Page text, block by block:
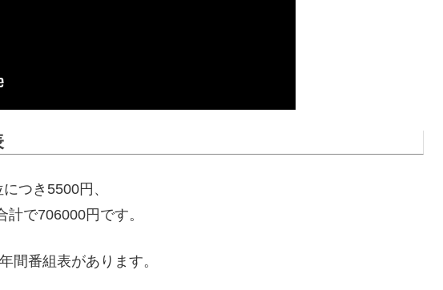
つき5500円、
で706000円です。
間番組表があります。